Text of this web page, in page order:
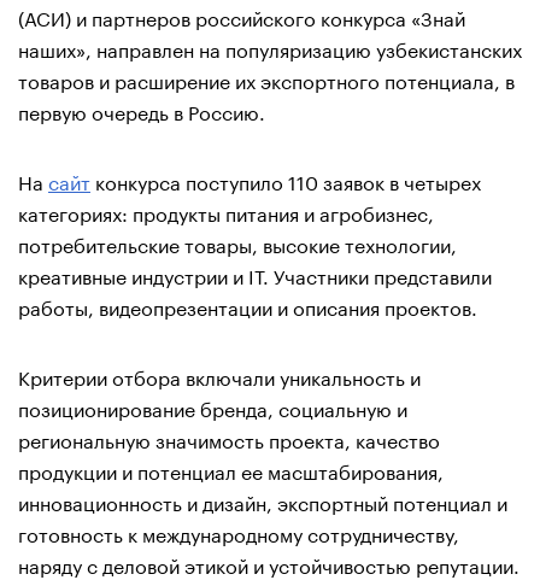
(АСИ) и партнеров российского конкурса «Знай
наших», направлен на популяризацию узбекистанских
товаров и расширение их экспортного потенциала, в
первую очередь в Россию.
На сайт конкурса поступило 110 заявок в четырех
категориях: продукты питания и агробизнес,
потребительские товары, высокие технологии,
креативные индустрии и IT. Участники представили
работы, видеопрезентации и описания проектов.
Критерии отбора включали уникальность и
позиционирование бренда, социальную и
региональную значимость проекта, качество
продукции и потенциал ее масштабирования,
инновационность и дизайн, экспортный потенциал и
готовность к международному сотрудничеству,
наряду с деловой этикой и устойчивостью репутации.